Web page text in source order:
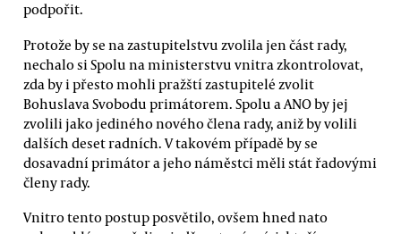
podpořit.
Protože by se na zastupitelstvu zvolila jen část rady,
nechalo si Spolu na ministerstvu vnitra zkontrolovat,
zda by i přesto mohli pražští zastupitelé zvolit
Bohuslava Svobodu primátorem. Spolu a ANO by jej
zvolili jako jediného nového člena rady, aniž by volili
dalších deset radních. V takovém případě by se
dosavadní primátor a jeho náměstci měli stát řadovými
členy rady.
Vnitro tento postup posvětilo, ovšem hned nato